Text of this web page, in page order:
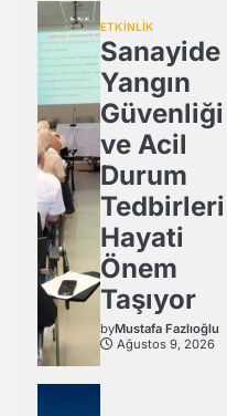
ETKİNLİK
Sanayide
Yangın
Güvenliği
ve Acil
Durum
Tedbirleri
Hayati
Önem
Taşıyor
byMustafa Fazlıoğlu
Ağustos 9, 2026